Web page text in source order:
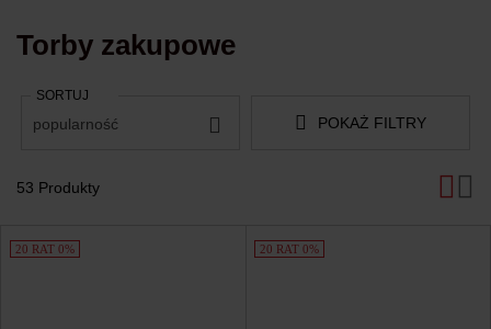
Torby zakupowe
53 Produkty
POKAŻ FILTRY
SORTUJ
popularność
Produkty
20 RAT 0% 20 RAT 0%